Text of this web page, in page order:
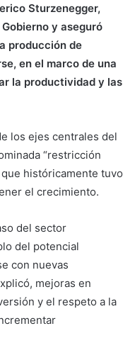
Sturzenegger,
y aseguró
producción de
en el marco de una
la productividad y las
los ejes centrales del
“restricción
históricamente tuvo
el crecimiento.
del sector
del potencial
con nuevas
mejoras en
y el respeto a la